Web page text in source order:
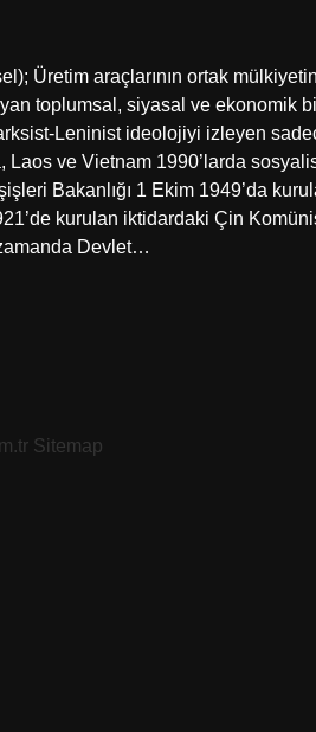
Üretim araçlarının ortak
toplumsal, siyasal ve ekonomik
Leninist ideolojiyi izleyen
ve Vietnam 1990’larda
Bakanlığı 1 Ekim 1949’da
kurulan iktidardaki Çin
Devlet…
Sitemap